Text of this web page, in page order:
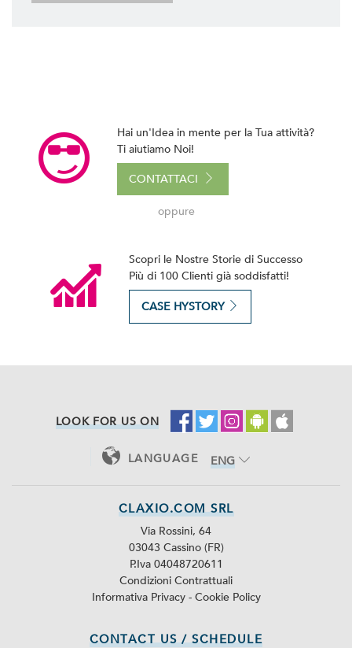
Hai un'Idea in mente per la Tua attività?
Ti aiutiamo Noi!
CONTATTACI
oppure
Scopri le Nostre Storie di Successo
Più di 100 Clienti già soddisfatti!
CASE HYSTORY
LOOK FOR US ON
LANGUAGE
ENG
CLAXIO.COM SRL
Via Rossini, 64
03043 Cassino (FR)
P.Iva 04048720611
Condizioni Contrattuali
Informativa Privacy - Cookie Policy
CONTACT US / SCHEDULE